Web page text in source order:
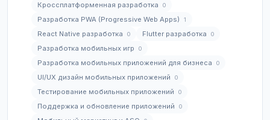
Кроссплатформенная разработка 0
Разработка PWA (Progressive Web Apps) 1
React Native разработка 0 Flutter разработка 0
Разработка мобильных игр 0
Разработка мобильных приложений для бизнеса 0
UI/UX дизайн мобильных приложений 0
Тестирование мобильных приложений 0
Поддержка и обновление приложений 0